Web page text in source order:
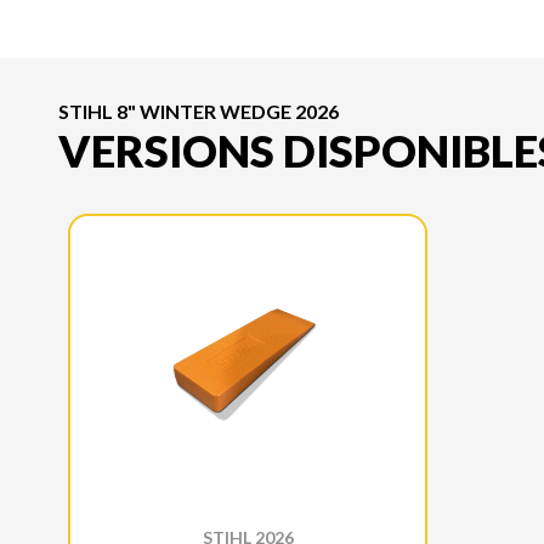
STIHL 8" WINTER WEDGE 2026
VERSIONS
STIHL 2026